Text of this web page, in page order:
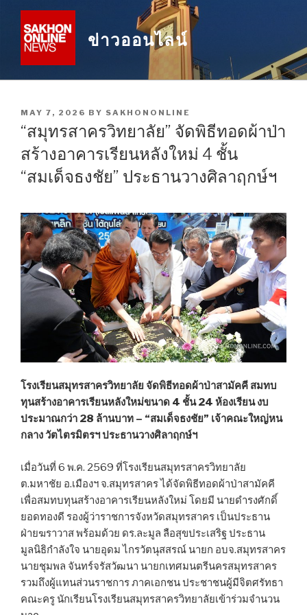
content
ข่าวออนไลน์
POSTED
ON
MAY 7, 2026 BY SAKHONONLINE
“สมุทรสาครวิทยาลัย” จัดพิธีทอดผ้าป่า
สร้างอาคารเรียนหลังใหม่ 4 ชั้น
“สมเด็จธงชัย” ประธานวางศิลาฤกษ์ฯ
โรงเรียนสมุทรสาครวิทยาลัย จัดพิธีทอดผ้าป่าสามัคคี สมทบ
ทุนสร้างอาคารเรียนหลังใหม่ขนาด 4 ชั้น 24 ห้องเรียน งบ
ประมาณกว่า 28 ล้านบาท – “สมเด็จธงชัย” เจ้าคณะใหญ่หน
กลาง วัตไตรมิตรฯ ประธานวางศิลาฤกษ์ฯ
เมื่อวันที่ 6 พ.ค. 2569 ที่โรงเรียนสมุทรสาครวิทยาลัย
ต.มหาชัย อ.เมืองฯ จ.สมุทรสาคร ได้จัดพิธีทอดผ้าป่าสามัคคี
เพื่อสมทบทุนสร้างอาคารเรียนหลังใหม่ โดยมี นายดำรงศักดิ์
ยอดทองดี รองผู้ว่าราชการจังหวัดสมุทรสาคร เป็นประธาน
ฝ่ายฆราวาส พร้อมด้วย ดร.ละมูล ลือสุขประเสริฐ ประธาน
มูลนิธิกำลังใจ นายอุดม ไกรวัตนุสสรณ์ นายก อบจ.สมุทรสาคร
นายชุมพล จันทร์จรัสวัฒนา นายกเทศมนตรีนครสมุทรสาคร
รวมถึงผู้แทนส่วนราชการ ภาคเอกชน ประชาชนผู้มีจิตศรัทธา
คณะครู นักเรียนโรงเรียนสมุทรสาครวิทยาลัยเข้าร่วมจำนวน